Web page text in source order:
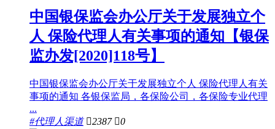
中国银保监会办公厅关于发展独立个
人 保险代理人有关事项的通知【银保
监办发[2020]118号】
中国银保监会办公厅关于发展独立个人 保险代理人有关
事项的通知 各银保监局，各保险公司，各保险专业代理
...
#代理人渠道 2387 0